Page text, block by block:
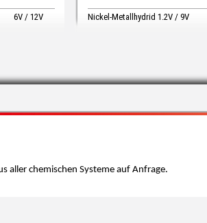
6V / 12V Nickel-Metallhydrid 1.2V / 9V
aller chemischen Systeme auf Anfrage.